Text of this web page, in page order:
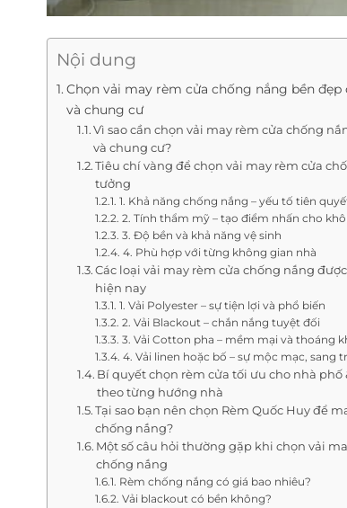
Nội dung
Chọn vải may rèm cửa chống nắng bền đẹp
và chung cư
Vì sao cần chọn vải may rèm cửa chống
và chung cư?
Tiêu chí vàng để chọn vải may rèm cửa
tưởng
1. Khả năng chống nắng – yếu tố tiên
2. Tính thẩm mỹ – tạo điểm nhấn cho
3. Độ bền và khả năng vệ sinh
4. Phù hợp với từng không gian nhà
Các loại vải may rèm cửa chống nắng
hiện nay
1. Vải Polyester – sự tiện lợi và phổ biến
2. Vải Blackout – chắn nắng tuyệt đối
3. Vải Cotton pha – mềm mại và thoáng
4. Vải linen hoặc bố – sự mộc mạc, sang
Bí quyết chọn rèm cửa tối ưu cho nhà phố
theo từng hướng nhà
Tại sao bạn nên chọn Rèm Quốc Huy để
chống nắng?
Một số câu hỏi thường gặp khi chọn vải
chống nắng
Rèm chống nắng có giá bao nhiêu?
Vải blackout có bền không?